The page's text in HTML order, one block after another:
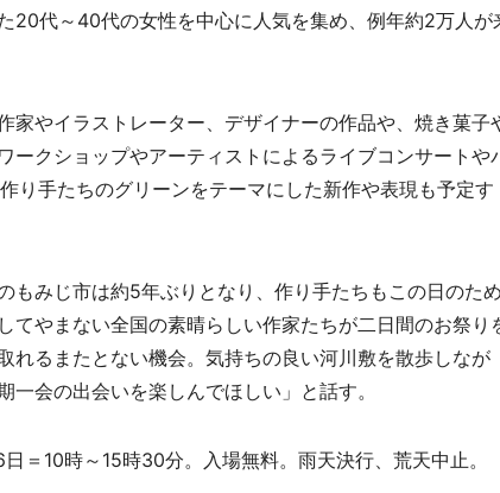
20代～40代の女性を中心に人気を集め、例年約2万人が
やイラストレーター、デザイナーの作品や、焼き菓子
ークショップやアーティストによるライブコンサートや
り手たちのグリーンをテーマにした新作や表現も予定す
みじ市は約5年ぶりとなり、作り手たちもこの日のため
てやまない全国の素晴らしい作家たちが二日間のお祭り
れるまたとない機会。気持ちの良い河川敷を散歩しなが
会の出会いを楽しんでほしい」と話す。
＝10時～15時30分。入場無料。雨天決行、荒天中止。